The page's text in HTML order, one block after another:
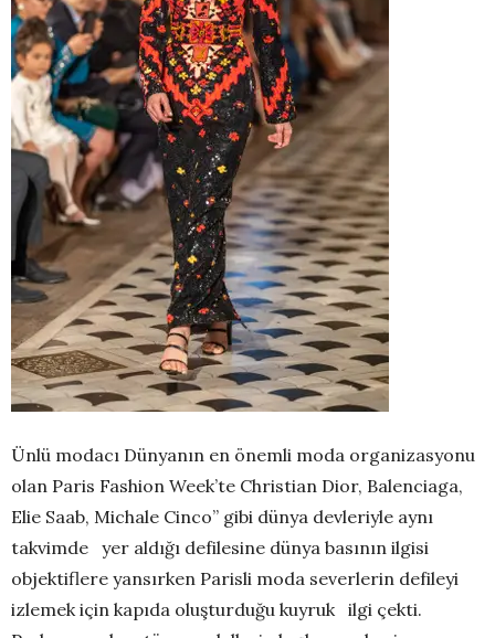
Ünlü modacı Dünyanın en önemli moda organizasyonu
olan Paris Fashion Week’te Christian Dior, Balenciaga,
Elie Saab, Michale Cinco” gibi dünya devleriyle aynı
takvimde yer aldığı defilesine dünya basının ilgisi
objektiflere yansırken Parisli moda severlerin defileyi
izlemek için kapıda oluşturduğu kuyruk ilgi çekti.